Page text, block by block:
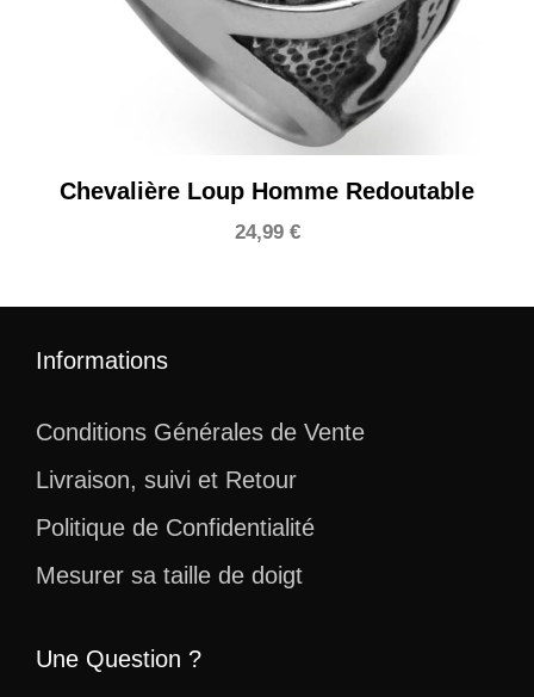
Chevalière Loup Homme Redoutable
24,99 €
Informations
Conditions Générales de Vente
Livraison, suivi et Retour
Politique de Confidentialité
Mesurer sa taille de doigt
Une Question ?